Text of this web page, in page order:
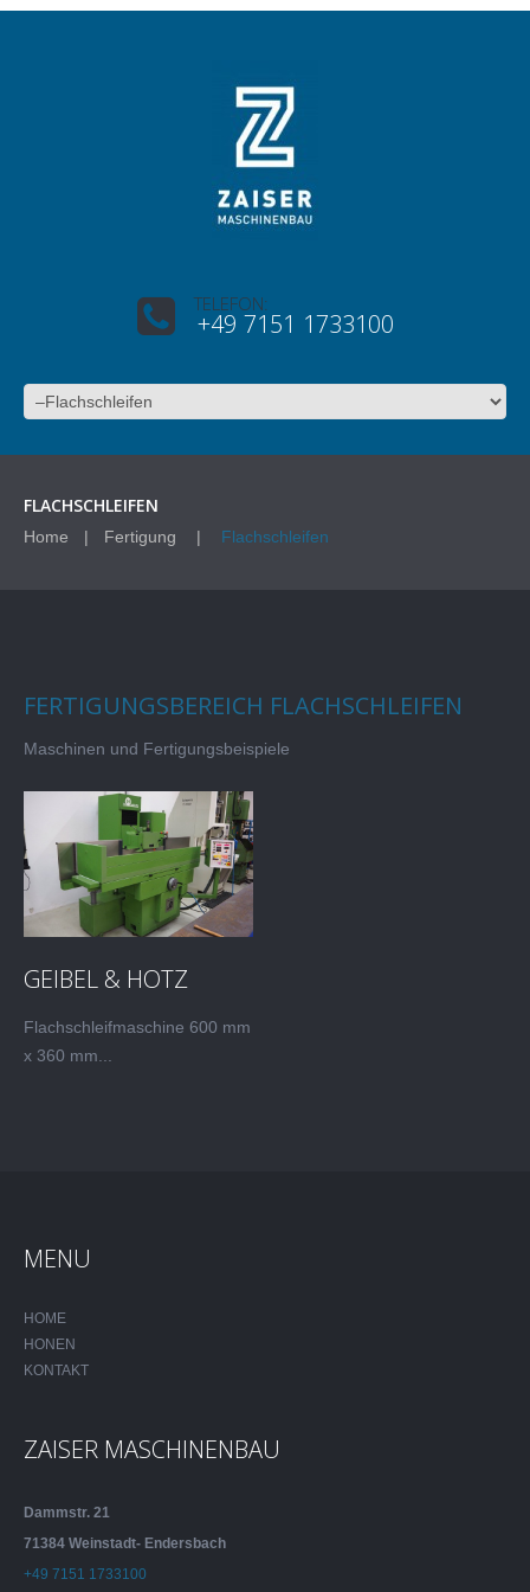
TELEFON:
+49 7151 1733100
FLACHSCHLEIFEN
Home Fertigung Flachschleifen
FERTIGUNGSBEREICH FLACHSCHLEIFEN
Maschinen und Fertigungsbeispiele
GEIBEL & HOTZ
Flachschleifmaschine 600 mm
x 360 mm...
MENU
HOME
HONEN
KONTAKT
ZAISER MASCHINENBAU
Dammstr. 21
71384 Weinstadt- Endersbach
+49 7151 1733100